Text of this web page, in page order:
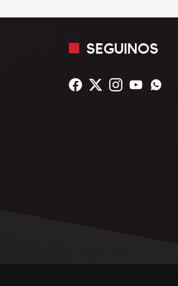
SEGUINOS